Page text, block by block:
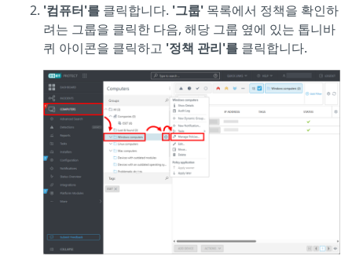
'컴퓨터'를 클릭합니다. '그룹' 목록에서 정책을 확인하
려는 그룹을 클릭한 다음, 해당 그룹 옆에 있는 톱니바
퀴 아이콘을 클릭하고 '정책 관리'를 클릭합니다.